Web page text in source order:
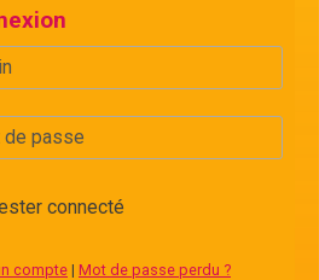
connecté
compte | Mot de passe perdu ?